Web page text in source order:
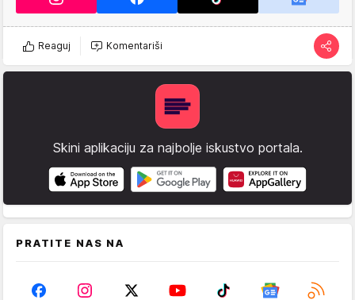
Reaguj Komentariši
Skini aplikaciju za najbolje iskustvo portala.
PRATITE NAS NA